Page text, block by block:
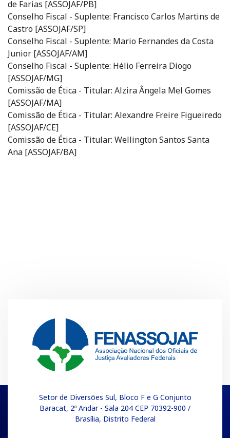
de Farias [ASSOJAF/PB]
Conselho Fiscal - Suplente: Francisco Carlos Martins de
Castro [ASSOJAF/SP]
Conselho Fiscal - Suplente: Mario Fernandes da Costa
Junior [ASSOJAF/AM]
Conselho Fiscal - Suplente: Hélio Ferreira Diogo
[ASSOJAF/MG]
Comissão de Ética - Titular: Alzira Ângela Mel Gomes
[ASSOJAF/MA]
Comissão de Ética - Titular: Alexandre Freire Figueiredo
[ASSOJAF/CE]
Comissão de Ética - Titular: Wellington Santos Santa
Ana [ASSOJAF/BA]
Setor de Diversões Sul, Bloco F e G Conjunto
Baracat, 2º Andar - Sala 204 CEP 70392-900 /
Brasília, Distrito Federal